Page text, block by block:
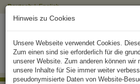
Deutsch English
Hinweis zu Cookies
Unsere Webseite verwendet Cookies.
Zum einen sind sie erforderlich für die
unserer Website. Zum anderen können wir
unsere Inhalte für Sie immer weiter
pseudonymisierte Daten von Website-